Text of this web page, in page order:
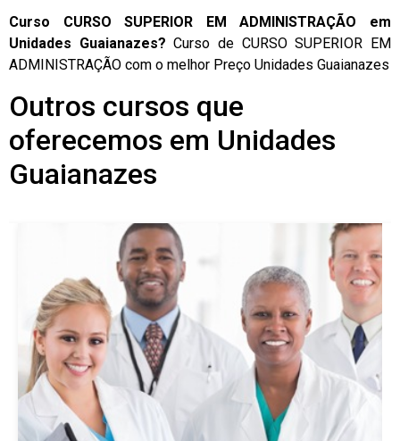
Curso CURSO SUPERIOR EM ADMINISTRAÇÃO em
Unidades Guaianazes?Curso de CURSO SUPERIOR EM
ADMINISTRAÇÃO com o melhor Preço Unidades Guaianazes
Outros cursos que
oferecemos em Unidades
Guaianazes